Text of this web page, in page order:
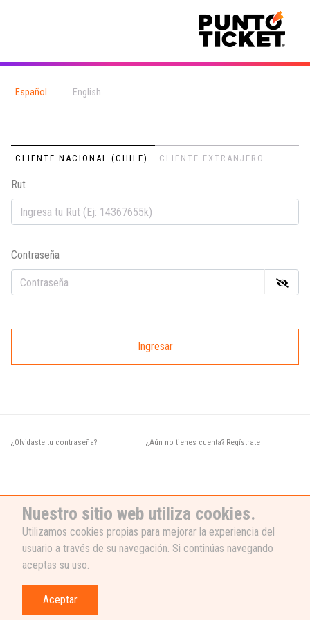
Español English
CLIENTE NACIONAL (CHILE) CLIENTE EXTRANJERO
Rut
Contraseña
Ingresar
¿Olvidaste tu contraseña? ¿Aún no tienes cuenta? Regístrate
Nuestro sitio web utiliza cookies.
Utilizamos cookies propias para mejorar la experiencia del
usuario a través de su navegación. Si continúas navegando
aceptas su uso.
Aceptar
¿NECESITAS AYUDA?
Nuestro equipo de soporte está listo